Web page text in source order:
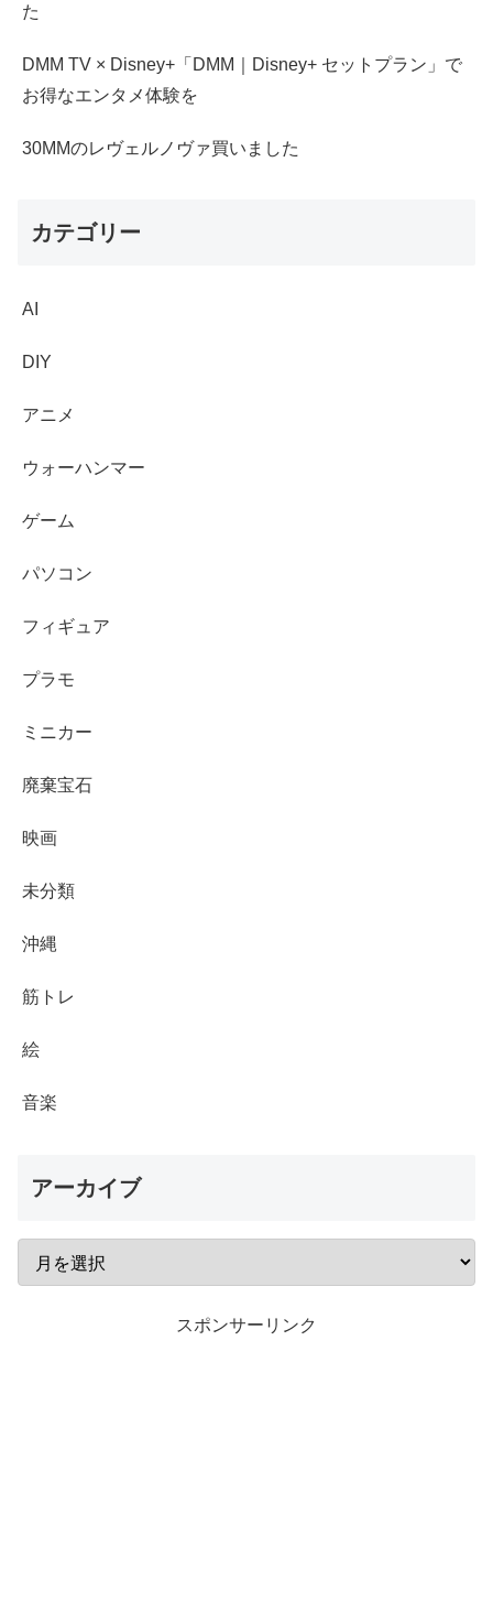
た
DMM TV × Disney+「DMM｜Disney+ セットプラン」で
お得なエンタメ体験を
30MMのレヴェルノヴァ買いました
カテゴリー
AI
DIY
アニメ
ウォーハンマー
ゲーム
パソコン
フィギュア
プラモ
ミニカー
廃棄宝石
映画
未分類
沖縄
筋トレ
絵
音楽
アーカイブ
スポンサーリンク